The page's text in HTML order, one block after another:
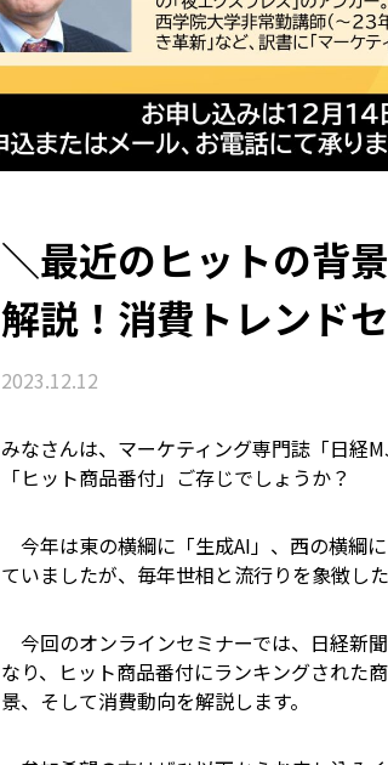
＼最近のヒットの背
解説！消費トレンド
2023.12.12
みなさんは、マーケティング専門誌「日経
「ヒット商品番付」ご存じでしょうか？
今年は東の横綱に「生成AI」、西の横綱
ていましたが、毎年世相と流行りを象徴し
今回のオンラインセミナーでは、日経新
なり、ヒット商品番付にランキングされた
景、そして消費動向を解説します。